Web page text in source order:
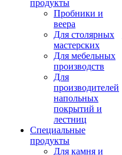
продукты
Пробники и
веера
Для столярных
мастерских
Для мебельных
производств
Для
производителей
напольных
покрытий и
лестниц
Специальные
продукты
Для камня и